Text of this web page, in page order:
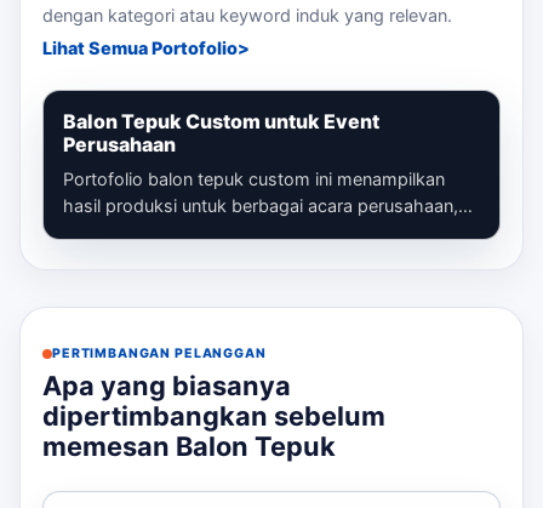
dengan kategori atau keyword induk yang relevan.
Lihat Semua Portofolio
Balon Tepuk Custom untuk Event
Perusahaan
Portofolio balon tepuk custom ini menampilkan
hasil produksi untuk berbagai acara perusahaan,
PERTIMBANGAN PELANGGAN
Apa yang biasanya
dipertimbangkan sebelum
memesan Balon Tepuk